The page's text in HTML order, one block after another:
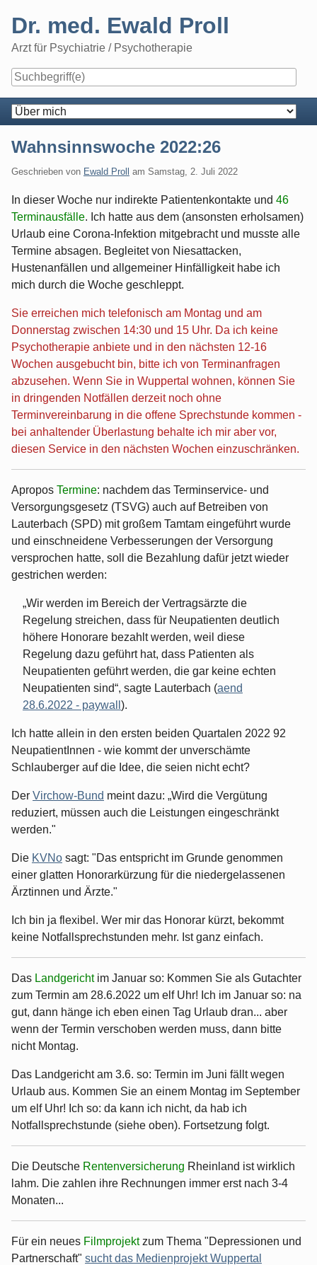
content
Dr. med. Ewald Proll
Arzt für Psychiatrie / Psychotherapie
Navigation
Wahnsinnswoche 2022:26
Geschrieben von Ewald Proll am Samstag, 2. Juli 2022
In dieser Woche nur indirekte Patientenkontakte und 46
Terminausfälle. Ich hatte aus dem (ansonsten erholsamen)
Urlaub eine Corona-Infektion mitgebracht und musste alle
Termine absagen. Begleitet von Niesattacken,
Hustenanfällen und allgemeiner Hinfälligkeit habe ich
mich durch die Woche geschleppt.
Sie erreichen mich telefonisch am Montag und am
Donnerstag zwischen 14:30 und 15 Uhr. Da ich keine
Psychotherapie anbiete und in den nächsten 12-16
Wochen ausgebucht bin, bitte ich von Terminanfragen
abzusehen. Wenn Sie in Wuppertal wohnen, können Sie
in dringenden Notfällen derzeit noch ohne
Terminvereinbarung in die offene Sprechstunde kommen -
bei anhaltender Überlastung behalte ich mir aber vor,
diesen Service in den nächsten Wochen einzuschränken.
Apropos Termine: nachdem das Terminservice- und
Versorgungsgesetz (TSVG) auch auf Betreiben von
Lauterbach (SPD) mit großem Tamtam eingeführt wurde
und einschneidene Verbesserungen der Versorgung
versprochen hatte, soll die Bezahlung dafür jetzt wieder
gestrichen werden:
„Wir werden im Bereich der Vertragsärzte die
Regelung streichen, dass für Neupatienten deutlich
höhere Honorare bezahlt werden, weil diese
Regelung dazu geführt hat, dass Patienten als
Neupatienten geführt werden, die gar keine echten
Neupatienten sind“, sagte Lauterbach (aend
28.6.2022 - paywall ).
Ich hatte allein in den ersten beiden Quartalen 2022 92
NeupatientInnen - wie kommt der unverschämte
Schlauberger auf die Idee, die seien nicht echt?
Der Virchow-Bund meint dazu: „Wird die Vergütung
reduziert, müssen auch die Leistungen eingeschränkt
werden."
Die KVNo sagt: "Das entspricht im Grunde genommen
einer glatten Honorarkürzung für die niedergelassenen
Ärztinnen und Ärzte."
Ich bin ja flexibel. Wer mir das Honorar kürzt, bekommt
keine Notfallsprechstunden mehr. Ist ganz einfach.
Das Landgericht im Januar so: Kommen Sie als Gutachter
zum Termin am 28.6.2022 um elf Uhr! Ich im Januar so: na
gut, dann hänge ich eben einen Tag Urlaub dran... aber
wenn der Termin verschoben werden muss, dann bitte
nicht Montag.
Das Landgericht am 3.6. so: Termin im Juni fällt wegen
Urlaub aus. Kommen Sie an einem Montag im September
um elf Uhr! Ich so: da kann ich nicht, da hab ich
Notfallsprechstunde (siehe oben). Fortsetzung folgt.
Die Deutsche Rentenversicherung Rheinland ist wirklich
lahm. Die zahlen ihre Rechnungen immer erst nach 3-4
Monaten...
Für ein neues Filmprojektzum Thema "Depressionen und
Partnerschaft" sucht das Medienprojekt Wuppertal